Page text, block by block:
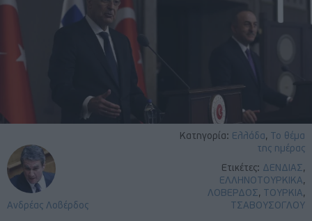
Κατηγορία: Ελλάδα, Το θέμα
της ημέρας
Ετικέτες: ΔΕΝΔΙΑΣ,
ΕΛΛΗΝΟΤΟΥΡΚΙΚΑ,
ΛΟΒΕΡΔΟΣ, ΤΟΥΡΚΙΑ,
ΤΣΑΒΟΥΣΟΓΛΟΥ
Ανδρέας Λοβέρδος